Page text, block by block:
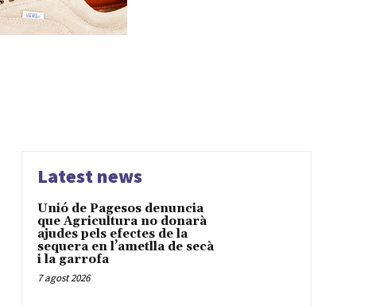
Latest news
Unió de Pagesos denuncia
que Agricultura no donarà
ajudes pels efectes de la
sequera en l’ametlla de secà
i la garrofa
7 agost 2026